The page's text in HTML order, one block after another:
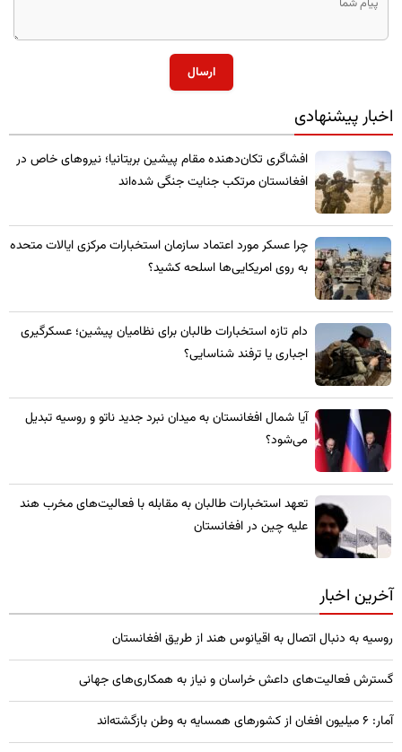
ارسال
اخبار پیشنهادی
​افشاگری تکان‌دهنده مقام پیشین بریتانیا؛ نیروهای خاص در
افغانستان مرتکب جنایت جنگی شده‌اند
چرا عسکر مورد اعتماد سازمان استخبارات مرکزی ایالات متحده
به روی امریکایی‌ها اسلحه کشید؟
​دام تازه استخبارات طالبان برای نظامیان پیشین؛ عسکرگیری
اجباری یا ترفند شناسایی؟
​آیا شمال افغانستان به میدان نبرد جدید ناتو و روسیه تبدیل
می‌شود؟
تعهد استخبارات طالبان به مقابله با فعالیت‌های مخرب هند
علیه چین در افغانستان
آخرین اخبار
روسیه به دنبال اتصال به اقیانوس هند از طریق افغانستان
گسترش فعالیت‌های داعش خراسان و نیاز به همکاری‌های جهانی
آمار: ۶ میلیون افغان از کشورهای همسایه به وطن بازگشته‌اند